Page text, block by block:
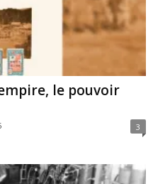
le pouvoir
3